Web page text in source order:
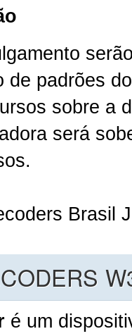
de padrões
sobre a
será
Brasil
é um